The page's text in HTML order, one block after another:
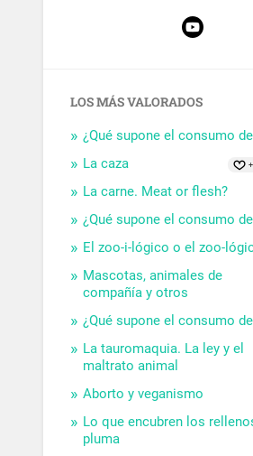
LOS MÁS VALORADOS
¿Qué supone el consumo
La caza
La carne. Meat or flesh?
¿Qué supone el consumo
El zoo-i-lógico o el zoo-
Mascotas, animales de
compañía y otros
¿Qué supone el consumo
La tauromaquia. La ley y el
maltrato animal
Aborto y veganismo
Lo que encubren los
pluma